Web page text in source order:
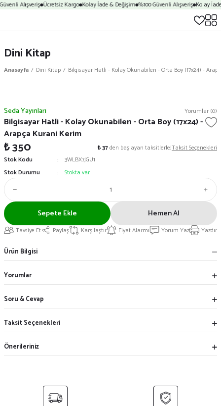
Alışveriş Ücretsiz Kargo Kolay İade & Değişim %100 Güvenli Alışveriş Kolay
Dini Kitap
Anasayfa Dini Kitap Bilgisayar Hatli - Kolay Okunabilen - Orta Boy (17x24) -
Seda Yayınları Yorumlar (0)
Bilgisayar Hatli - Kolay Okunabilen - Orta Boy (17x24) -
Arapça Kurani Kerim
₺ 350 ₺ 37den başlayan taksitlerle!Taksit Seçenekleri
Stok Kodu
3WLBX7JGU1
Stok Durumu
Stokta var
Sepete Ekle Hemen Al
Tavsiye Et Paylaş Karşılaştır Fiyat Alarmı Yorum Yaz Yazdır
Ürün Bilgisi
Yorumlar
Soru & Cevap
Taksit Seçenekleri
Önerileriniz